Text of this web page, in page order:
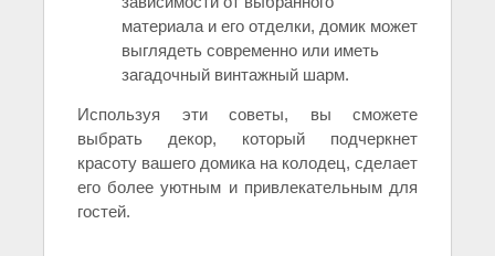
материала и его отделки, домик может
выглядеть современно или иметь
загадочный винтажный шарм.
Используя эти советы, вы сможете
выбрать декор, который подчеркнет
красоту вашего домика на колодец, сделает
его более уютным и привлекательным для
гостей.